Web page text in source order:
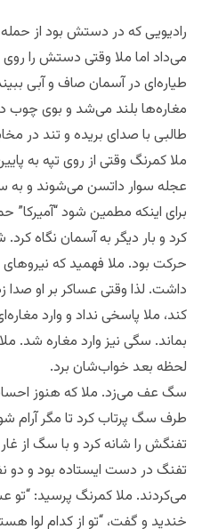
رادیویی که در دستش بود از
می‌داد اما ملا وقتی دستش را
طیاره‌ای در آسمان صاف و آبی
مغاره‌ها بلند می‌شد و بوی چوب
طالبی با صدای بریده و تند در
ملا کمرنگ وقتی از روی تپه به
عجله سوار داتسن می‌شوند و
برای اینکه مطمین شود
کرد و بار دیگر به آسمان نگاه
حرکت بود. ملا فهمید که
داشت. لذا وقتی عساکر بر او صدا
کند، ملا پاسخی نداد و وارد
بماند. سگی نیز وارد مغاره شد.
لحظه بعد خواب‌شان برد.
سگ عف می‌زد. ملا که هنوز
طرف سگ پرتاب کرد تا مگر آرام
تفنگش را شانه کرد و با سگ از
تفنگ در دست ایستاده بود و دو
می‌کردند. ملا کمرنگ پرسید: “تو
خندید و گفت، “تو از کدام لوا